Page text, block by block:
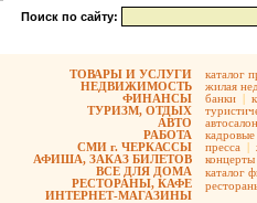
Поиск по сайту:
ТОВАРЫ И УСЛУГИ
НЕДВИЖИМОСТЬ
ФИНАНСЫ
ТУРИЗМ, ОТДЫХ
АВТО
РАБОТА
СМИ г. ЧЕРКАССЫ
АФИША, ЗАКАЗ БИЛЕТОВ
ВСЕ ДЛЯ ДОМА
РЕСТОРАНЫ, КАФЕ
ИНТЕРНЕТ-МАГАЗИНЫ
каталог
жилая
банки |
кадровые
пресса |
концерты
каталог